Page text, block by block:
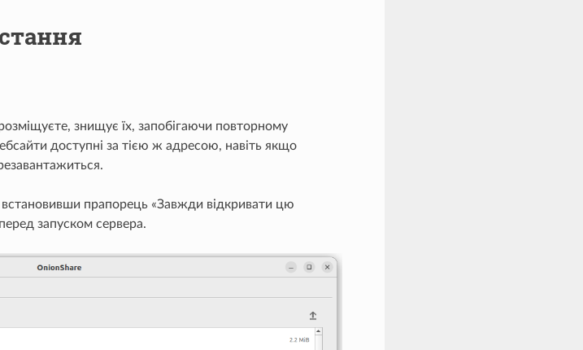
знищує їх, запобігаючи повторному
доступні за тією ж адресою, навіть якщо
прапорець «Завжди відкривати цю
запуском сервера.